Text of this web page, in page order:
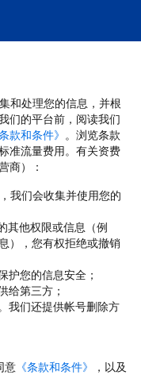
和处理您的信息，并根
们的平台前，阅读我们
条款和条件》 。浏览条款
准流量费用。有关资费
商）：
我们会收集并使用您的
其他权限或信息（例
），您有权拒绝或撤销
护您的信息安全；
给第三方；
我们还提供帐号删除方
意 《条款和条件》
，以及